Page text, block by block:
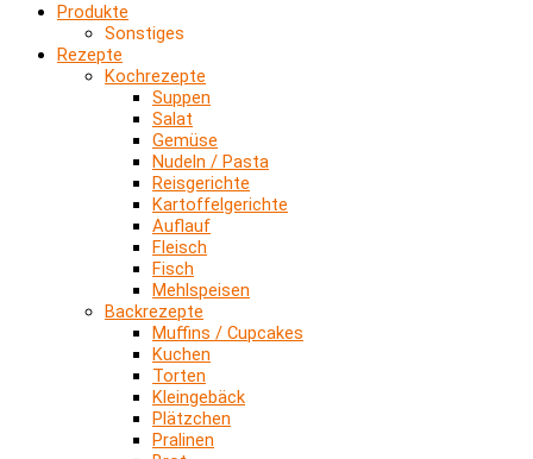
Produkte
Sonstiges
Rezepte
Kochrezepte
Suppen
Salat
Gemüse
Nudeln / Pasta
Reisgerichte
Kartoffelgerichte
Auflauf
Fleisch
Fisch
Mehlspeisen
Backrezepte
Muffins / Cupcakes
Kuchen
Torten
Kleingebäck
Plätzchen
Pralinen